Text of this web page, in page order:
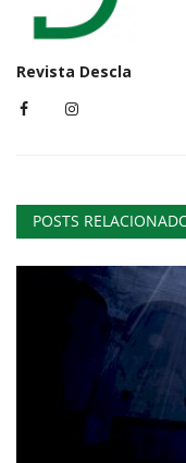
Revista Descla
POSTS